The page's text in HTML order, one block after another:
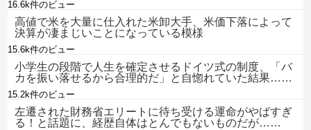
16.6k件のビュー
高値で米を大量に仕入れた米卸大手、米価下落によって
決算が凄まじいことになっている模様
15.6k件のビュー
小学生の段階で人生を確定させるドイツ式の制度、「バ
カを振い落せるから合理的だ」と自惚れていた結果……
15.2k件のビュー
左遷された財務省エリートに待ち受ける運命がやばすぎ
る！と話題に、経歴自体はとんでもないものだが……